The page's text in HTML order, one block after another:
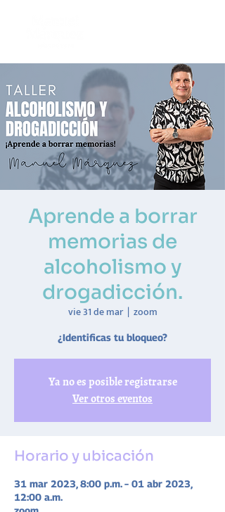
Aprende a borrar
memorias de
alcoholismo y
drogadicción.
vie 31 de mar
  |
zoom
¿Identificas tu bloqueo?
Ya no es posible registrarse
Ver otros eventos
Horario y ubicación
31 mar 2023, 8:00 p.m. – 01 abr 2023,
12:00 a.m.